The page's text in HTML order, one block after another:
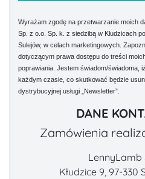
Wyrażam zgodę na przetwarzanie moich
Sp. z o.o. Sp. k. z siedzibą w Kłudzicach
Sulejów, w celach marketingowych.
dotyczącym prawa dostępu do treści
poprawiania. Jestem świadom/świadoma,
każdym czasie, co skutkować będzie
dystrybucyjnej usługi „Newsletter”.
DANE
Zamówienia
LennyLamb
Kłudzice 9, 97-330